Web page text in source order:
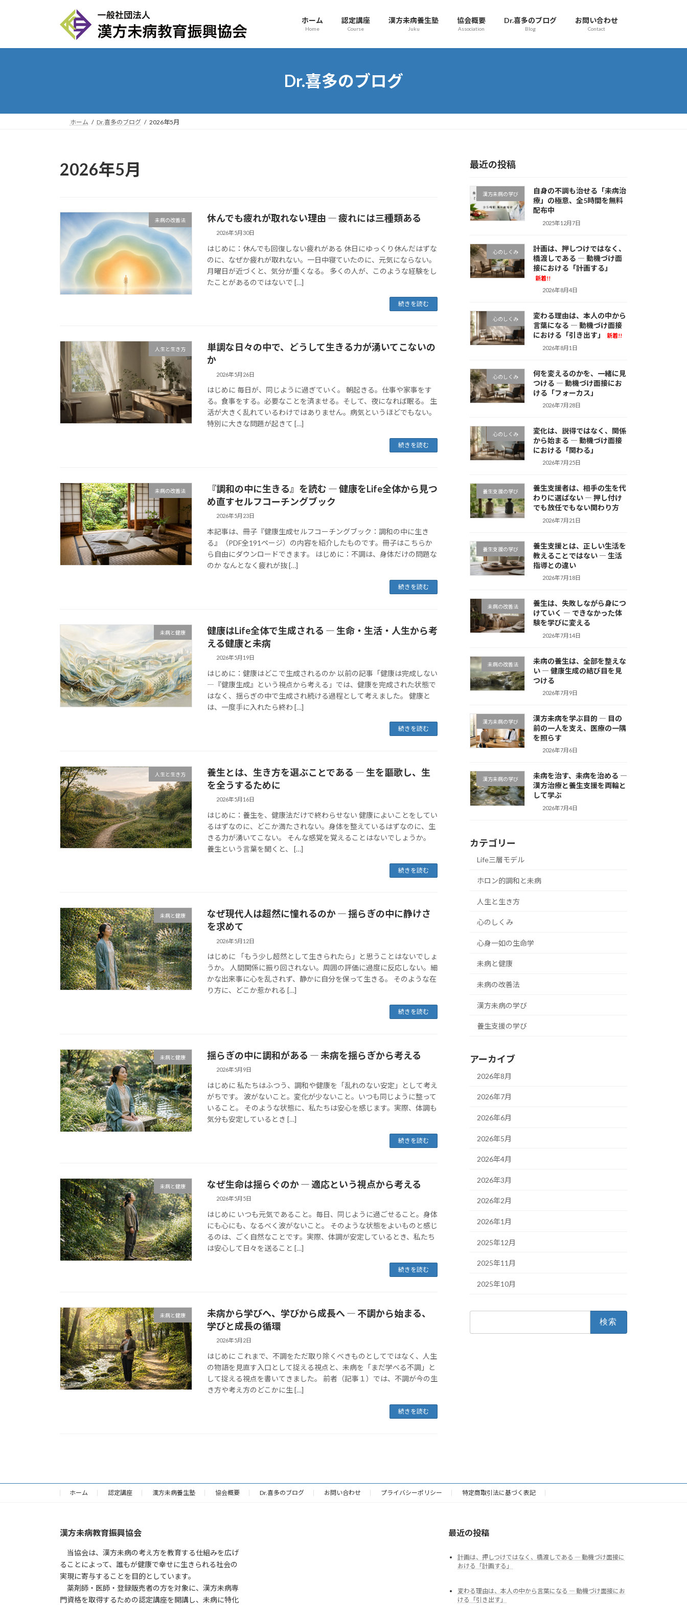
プ
動
ホーム
Home
認定講座
Course
漢方未病養生塾
Juku
協会概要
Association
Dr.喜多のブログ
Blog
お問い合わせ
Contact
Dr.喜多のブログ
ホーム Dr.喜多のブログ 2026年5月
2026年5月
未病の改善法 休んでも疲れが取れない理由 ― 疲れには三種類ある
2026年5月30日
はじめに：休んでも回復しない疲れがある 休日にゆっくり休んだはずな
のに、なぜか疲れが取れない。一日中寝ていたのに、元気にならない。
月曜日が近づくと、気分が重くなる。 多くの人が、このような経験をし
たことがあるのではないで […]
続きを読む
人生と生き方
単調な日々の中で、どうして生きる力が湧いてこないの
か
2026年5月26日
はじめに 毎日が、同じように過ぎていく。 朝起きる。仕事や家事をす
る。食事をする。必要なことを済ませる。そして、夜になれば眠る。 生
活が大きく乱れているわけではありません。病気というほどでもない。
特別に大きな問題が起きて […]
続きを読む
未病の改善法
『調和の中に生きる』を読む ― 健康をLife全体から見つ
め直すセルフコーチングブック
2026年5月23日
本記事は、冊子『健康生成セルフコーチングブック：調和の中に生き
る』（PDF全191ページ）の内容を紹介したものです。冊子はこちらか
ら自由にダウンロードできます。 はじめに：不調は、身体だけの問題な
のか なんとなく疲れが抜 […]
続きを読む
未病と健康
健康はLife全体で生成される ― 生命・生活・人生から考
える健康と未病
2026年5月19日
はじめに：健康はどこで生成されるのか 以前の記事「健康は完成しない
―『健康生成』という視点から考える」では、健康を完成された状態で
はなく、揺らぎの中で生成され続ける過程として考えました。 健康と
は、一度手に入れたら終わ […]
続きを読む
人生と生き方
養生とは、生き方を選ぶことである ― 生を謳歌し、生
を全うするために
2026年5月16日
はじめに：養生を、健康法だけで終わらせない 健康によいことをしてい
るはずなのに、どこか満たされない。身体を整えているはずなのに、生
きる力が湧いてこない。 そんな感覚を覚えることはないでしょうか。
養生という言葉を聞くと、 […]
続きを読む
未病と健康
なぜ現代人は超然に憧れるのか ― 揺らぎの中に静けさ
を求めて
2026年5月12日
はじめに 「もう少し超然として生きられたら」と思うことはないでしょ
うか。 人間関係に振り回されない。周囲の評価に過度に反応しない。細
かな出来事に心を乱されず、静かに自分を保って生きる。 そのような在
り方に、どこか惹かれる […]
続きを読む
未病と健康 揺らぎの中に調和がある ― 未病を揺らぎから考える
2026年5月9日
はじめに 私たちはふつう、調和や健康を「乱れのない安定」として考え
がちです。 波がないこと。変化が少ないこと。いつも同じように整って
いること。 そのような状態に、私たちは安心を感じます。実際、体調も
気分も安定しているとき […]
続きを読む
未病と健康 なぜ生命は揺らぐのか ― 適応という視点から考える
2026年5月5日
はじめに いつも元気であること。毎日、同じように過ごせること。身体
にも心にも、なるべく波がないこと。 そのような状態をよいものと感じ
るのは、ごく自然なことです。実際、体調が安定しているとき、私たち
は安心して日々を送ること […]
続きを読む
未病と健康
未病から学びへ、学びから成長へ ― 不調から始まる、
学びと成長の循環
2026年5月2日
はじめに これまで、不調をただ取り除くべきものとしてではなく、人生
の物語を見直す入口として捉える視点と、未病を「まだ学べる不調」と
して捉える視点を書いてきました。 前者（記事１）では、不調が今の生
き方や考え方のどこかに生 […]
続きを読む
最近の投稿
漢方未病の学び
自身の不調も治せる「未病治
療」の極意、全5時間を無料
配布中
2025年12月7日
心のしくみ
計画は、押しつけではなく、
橋渡しである ― 動機づけ面
接における「計画する」
新着!!
2026年8月4日
心のしくみ
変わる理由は、本人の中から
言葉になる ― 動機づけ面接
における「引き出す」
新着!!
2026年8月1日
心のしくみ
何を変えるのかを、一緒に見
つける ― 動機づけ面接にお
ける「フォーカス」
2026年7月28日
心のしくみ
変化は、説得ではなく、関係
から始まる ― 動機づけ面接
における「関わる」
2026年7月25日
養生支援の学び
養生支援者は、相手の生を代
わりに選ばない ― 押し付け
でも放任でもない関わり方
2026年7月21日
養生支援の学び
養生支援とは、正しい生活を
教えることではない ― 生活
指導との違い
2026年7月18日
未病の改善法
養生は、失敗しながら身につ
けていく ― できなかった体
験を学びに変える
2026年7月14日
未病の改善法
未病の養生は、全部を整えな
い ― 健康生成の結び目を見
つける
2026年7月9日
漢方未病の学び
漢方未病を学ぶ目的 ― 目の
前の一人を支え、医療の一隅
を照らす
2026年7月6日
漢方未病の学び
未病を治す、未病を治める ―
漢方治療と養生支援を両輪と
して学ぶ
2026年7月4日
カテゴリー
Life三層モデル
ホロン的調和と未病
人生と生き方
心のしくみ
心身一如の生命学
未病と健康
未病の改善法
漢方未病の学び
養生支援の学び
アーカイブ
2026年8月
2026年7月
2026年6月
2026年5月
2026年4月
2026年3月
2026年2月
2026年1月
2025年12月
2025年11月
2025年10月
ホーム 認定講座 漢方未病養生塾 協会概要 Dr.喜多のブログ お問い合わせ プライバシーポリシー 特定商取引法に基づく表記
漢方未病教育振興協会
当協会は、漢方未病の考え方を教育する仕組みを広げ
ることによって、誰もが健康で幸せに生きられる社会の
実現に寄与することを目的としています。
薬剤師・医師・登録販売者の方を対象に、漢方未病専
門資格を取得するための認定講座を開講し、未病に特化
最近の投稿
計画は、押しつけではなく、橋渡しである ― 動機づけ面接に
おける「計画する」
変わる理由は、本人の中から言葉になる ― 動機づけ面接にお
ける「引き出す」